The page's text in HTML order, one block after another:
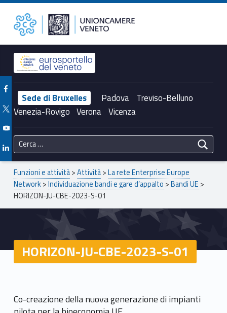
HORIZON-JU-CBE-2023-S-01 – Unioncamere del Veneto Unioncamere del Veneto
Header info sidebar
Sede di Bruxelles Padova Treviso-Belluno
Venezia-Rovigo Verona Vicenza
Facebook Unioncamere Veneto
Twitter Unioncamere Veneto
Youtube Unioncamere Veneto
Linkedin Unioncamere Veneto
Ricerca per:
Breadcrumbs navigation
Funzioni e attività>Attività>La rete Enterprise Europe
Network>Individuazione bandi e gare d’appalto >Bandi UE >
HORIZON-JU-CBE-2023-S-01
HORIZON-JU-CBE-2023-S-01
Co-creazione della nuova generazione di impianti